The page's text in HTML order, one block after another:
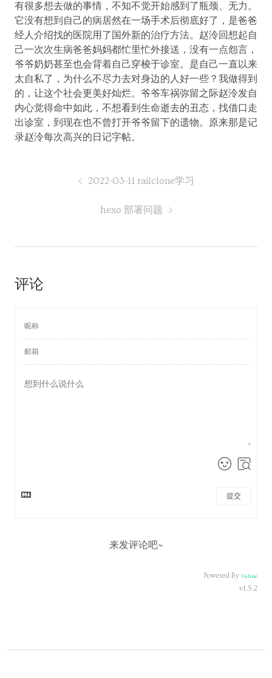
有很多想去做的事情，不知不觉开始感到了瓶颈、无力。
它没有想到自己的病居然在一场手术后彻底好了，是爸爸
经人介绍找的医院用了国外新的治疗方法。赵泠回想起自
己一次次生病爸爸妈妈都忙里忙外接送，没有一点怨言，
爷爷奶奶甚至也会背着自己穿梭于诊室。是自己一直以来
太自私了，为什么不尽力去对身边的人好一些？我做得到
的，让这个社会更美好灿烂。爷爷车祸弥留之际赵泠发自
内心觉得命中如此，不想看到生命逝去的丑态，找借口走
出诊室，到现在也不曾打开爷爷留下的遗物。原来那是记
录赵泠每次高兴的日记字帖。
2022-03-11 railclone学习
hexo 部署问题
评论
提交
来发评论吧~
Powered By Valine
v1.5.2